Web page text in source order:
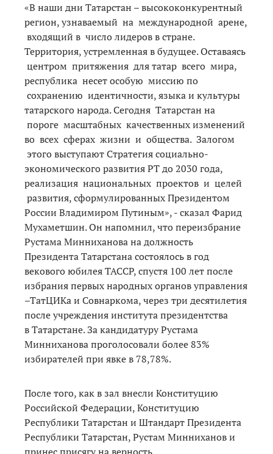
«В наши дни Татарстан – высококонкурентный
регион, узнаваемый на международной арене,
входящий в число лидеров в стране.
Территория, устремленная в будущее. Оставаясь
центром притяжения для татар всего мира,
республика несет особую миссию по
сохранению идентичности, языка и культуры
татарского народа. Сегодня Татарстан на
пороге масштабных качественных изменений
во всех сферах жизни и общества. Залогом
этого выступают Стратегия социально-
экономического развития РТ до 2030 года,
реализация национальных проектов и целей
развития, сформулированных Президентом
России Владимиром Путиным», - сказал Фарид
Мухаметшин. Он напомнил, что переизбрание
Рустама Минниханова на должность
Президента Татарстана состоялось в год
векового юбилея ТАССР, спустя 100 лет после
избрания первых народных органов управления
–ТатЦИКа и Совнаркома, через три десятилетия
после учреждения института президентства
в Татарстане. За кандидатуру Рустама
Минниханова проголосовали более 83%
избирателей при явке в 78,78%.
После того, как в зал внесли Конституцию
Российской Федерации, Конституцию
Республики Татарстан и Штандарт Президента
Республики Татарстан, Рустам Минниханов и